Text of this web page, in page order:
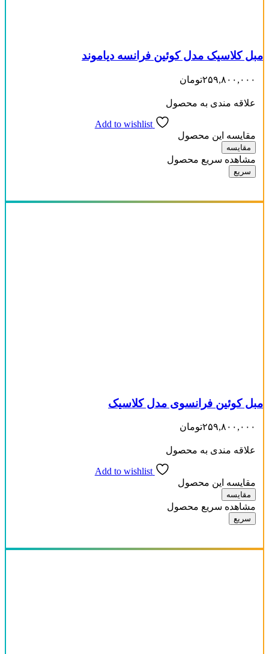
مبل کلاسیک مدل کوئین فرانسه دیاموند
۲۵۹,۸۰۰,۰۰۰تومان
علاقه مندی به محصول
Add to wishlist
مقایسه این محصول
مقایسه
مشاهده سریع محصول
سریع
مبل کوئین فرانسوی مدل کلاسیک
۲۵۹,۸۰۰,۰۰۰تومان
علاقه مندی به محصول
Add to wishlist
مقایسه این محصول
مقایسه
مشاهده سریع محصول
سریع